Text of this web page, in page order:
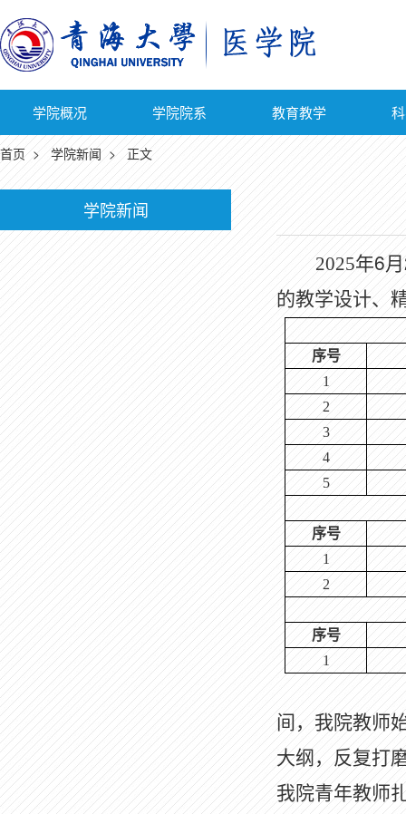
学院概况 学院院系 教育教学
首页 > 学院新闻 > 正文
学院新闻
2025年6月
的教学设计、
序号
1
2
3
4
5
序号
1
2
序号
1
间，我院教师
大纲，反复打
我院青年教师